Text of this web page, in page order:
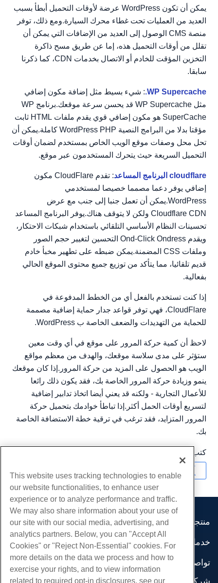
يمكن أن تكون WordPress عرضة لأوقات التحميل أبطأ بسبب
العديد من العمليات تحت غطاء محرك السيارة.ومع ذلك، توفر
منصة CMS الوصول إلى العديد من الإضافات التي يمكن أن
تقلل من أوقات التحميل هذه، إما عن طريق مسح ذاكرة
التخزين المؤقت للخادم أو الاتصال بخدمات CDN، كما ذكرنا
سابقا.
WP Supercache. : شيء بسيط مثل إضافة مكون إضافي
مثل WP Supercache قد يحسن سرعة موقعك.برنامج WP
SuperCache هو مكون إضافي قوي يقدم ملفات HTML ثابت
مؤقتا بدلا من البرامج النصية WordPress PHP كاملة.يمكن أن
تحل محل وصفات موقع الويب الخاص بمستخدم لضمان أوقات
التحميل السريعة حيث يتحرك المستخدمون عبر موقع.
cloudflare البرنامج المساعد
: تقدم CloudFlare مكون
إضافي يوفر دعما مصمما خصيصا لمستخدمي
WordPress.يمكن أن تعمل جنبا إلى جنب مع عرض
Cloudflare CDN ولكن لا يتوقف هناك.يوفر البرنامج المساعد
تحسينات النظام الأساسي التلقائي باستخدام شبكات الاحتكار،
ويقدم Ond-Click Ondress التحسين لتغيير حجم الصور
وملفات CSS المضمنة.يمكن ضبطه على تطهير مخبأ خادم
قديم تلقائيا، مما يتأكد من توزيع جميع محتوى الموقع الحالي
بفعالية.
إذا كنت تستخدم بالفعل أي من الخطط المدفوعة في
CloudFlare، فهي توفر قواعد جدار حماية إضافية مصممة
للحماية من التهديدات والضعف الخاصة ب WordPress.
لاحظ أن كمية حركة المرور على موقع في أي وقت معين
ستؤثر على مدى سلاسة موقعك، والهدف من معظم مواقع
الويب هو الحصول على المزيد من حركة المرور.إذا كان موقعك
ينمو وزيادة حركة المرور الخاصة بك، فقد يكون ذلك رائعا
للأعمال التجارية - ولكنه قد يعني أيضا اتخاذ تدابير إضافية
لتسريع أوقات الحمل أكثر.إذا تباطأ خوادمك بتحميل حركة
المرور المتزايد، فقد ترغب في ترقية خطة الاستضافة الخاصة
بك.
كتب بواسطة
منتجات
استضافة الموقع
استضافة الأعمال
موزع استضافة
موزع العلامة البيضاء
خدمات
هجرات الموقع
تواصل اجتماعي
وثائق المنتج
شركة
This website uses tracking technologies to enable
our website functionalities, to enhance user
experience or to analyze performance and traffic.
We may also share information about your use of
our site with our social media, advertising, and
analytics partners. Below, you can "Accept All
Cookies" or "Reject Non-Essential" cookies. For
more details on the data we process and how to
exercise your rights, and to view information
related to required opt-in disclosures, see our